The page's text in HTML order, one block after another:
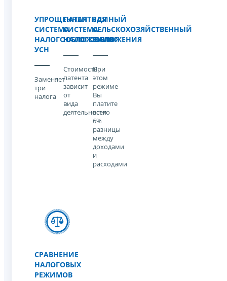
УПРОЩЕННАЯ
СИСТЕМА
НАЛОГООБЛОЖЕНИЯ
УСН
Заменяет
три
налога
ПАТЕНТНАЯ
СИСТЕМА
НАЛОГООБЛОЖЕНИЯ
Стоимость
патента
зависит
от
вида
деятельности
ЕДИНЫЙ
СЕЛЬСКОХОЗЯЙСТВЕННЫЙ
НАЛОГ
При
этом
режиме
Вы
платите
всего
6%
разницы
между
доходами
и
расходами
СРАВНЕНИЕ
НАЛОГОВЫХ
РЕЖИМОВ